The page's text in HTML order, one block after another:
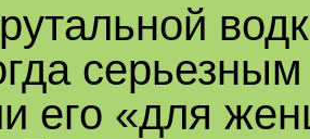
его «для